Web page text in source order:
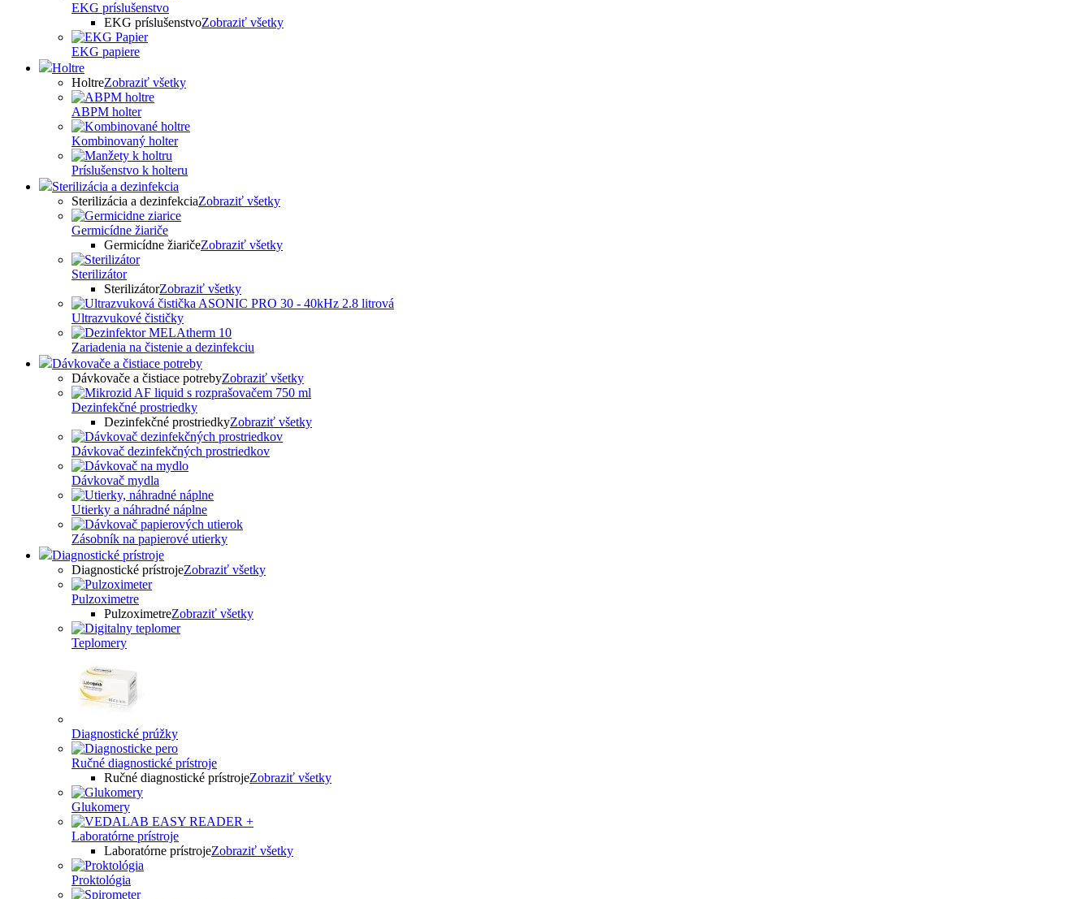
EKG príslušenstvo
EKG príslušenstvoZobraziť všetky
EKG papiere
Holtre
HoltreZobraziť všetky
ABPM holter
Kombinovaný holter
Príslušenstvo k holteru
Sterilizácia a dezinfekcia
Sterilizácia a dezinfekciaZobraziť všetky
Germicídne žiariče
Germicídne žiaričeZobraziť všetky
Sterilizátor
SterilizátorZobraziť všetky
Ultrazvukové čističky
Zariadenia na čistenie a dezinfekciu
Dávkovače a čistiace potreby
Dávkovače a čistiace potrebyZobraziť všetky
Dezinfekčné prostriedky
Dezinfekčné prostriedkyZobraziť všetky
Dávkovač dezinfekčných prostriedkov
Dávkovač mydla
Utierky a náhradné náplne
Zásobník na papierové utierky
Diagnostické prístroje
Diagnostické prístrojeZobraziť všetky
Pulzoximetre
PulzoximetreZobraziť všetky
Teplomery
Diagnostické prúžky
Ručné diagnostické prístroje
Ručné diagnostické prístrojeZobraziť všetky
Glukomery
Laboratórne prístroje
Laboratórne prístrojeZobraziť všetky
Proktológia